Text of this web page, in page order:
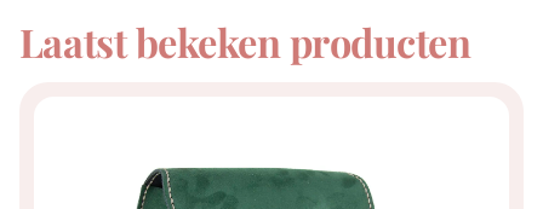
Laatst bekeken producten